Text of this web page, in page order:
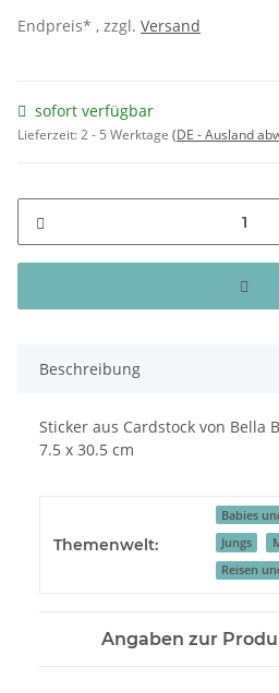
Endpreis* , zzgl. Versand
sofort verfügbar
Lieferzeit:2 - 5 Werktage (DE - Ausland
Beschreibung
Sticker aus Cardstock von Bella
7.5 x 30.5 cm
Themenwelt:
Babies
Jungs
Reisen
Angaben zur